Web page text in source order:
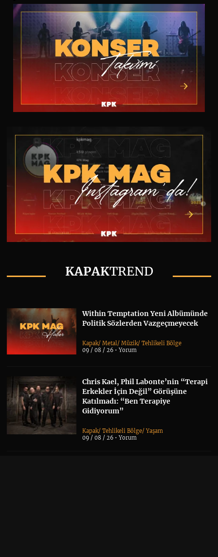
KAPAKTREND
Within Temptation Yeni Albümünde
Politik Sözlerden Vazgeçmeyecek
Kapak/Metal/Müzik/Tehlikeli Bölge
09 / 08 / 26 •Yorum
Chris Kael, Phil Labonte’nin “Terapi
Erkekler İçin Değil” Görüşüne
Katılmadı: “Ben Terapiye
Gidiyorum”
Kapak/Tehlikeli Bölge/Yaşam
09 / 08 / 26 •Yorum